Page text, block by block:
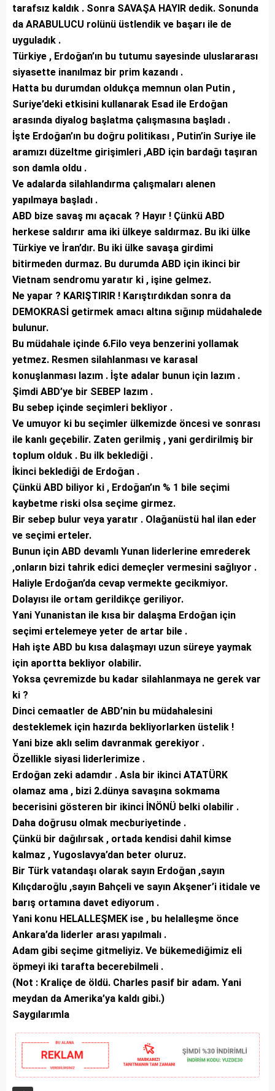
tarafsız kaldık . Sonra SAVAŞA HAYIR dedik. Sonunda
da ARABULUCU rolünü üstlendik ve başarı ile de
uyguladık .
Türkiye , Erdoğan’ın bu tutumu sayesinde uluslararası
siyasette inanılmaz bir prim kazandı .
Hatta bu durumdan oldukça memnun olan Putin ,
Suriye’deki etkisini kullanarak Esad ile Erdoğan
arasında diyalog başlatma çalışmasına başladı .
İşte Erdoğan’ın bu doğru politikası , Putin’in Suriye ile
aramızı düzeltme girişimleri ,ABD için bardağı taşıran
son damla oldu .
Ve adalarda silahlandırma çalışmaları alenen
yapılmaya başladı .
ABD bize savaş mı açacak ? Hayır ! Çünkü ABD
herkese saldırır ama iki ülkeye saldırmaz. Bu iki ülke
Türkiye ve İran’dır. Bu iki ülke savaşa girdimi
bitirmeden durmaz. Bu durumda ABD için ikinci bir
Vietnam sendromu yaratır ki , işine gelmez.
Ne yapar ? KARIŞTIRIR ! Karıştırdıkdan sonra da
DEMOKRASİ getirmek amacı altına sığınıp müdahalede
bulunur.
Bu müdahale içinde 6.Filo veya benzerini yollamak
yetmez. Resmen silahlanması ve karasal
konuşlanması lazım . İşte adalar bunun için lazım .
Şimdi ABD’ye bir SEBEP lazım .
Bu sebep içinde seçimleri bekliyor .
Ve umuyor ki bu seçimler ülkemizde öncesi ve sonrası
ile kanlı geçebilir. Zaten gerilmiş , yani gerdirilmiş bir
toplum olduk . Bu ilk beklediği .
İkinci beklediği de Erdoğan .
Çünkü ABD biliyor ki , Erdoğan’ın % 1 bile seçimi
kaybetme riski olsa seçime girmez.
Bir sebep bulur veya yaratır . Olağanüstü hal ilan eder
ve seçimi erteler.
Bunun için ABD devamlı Yunan liderlerine emrederek
,onların bizi tahrik edici demeçler vermesini sağlıyor .
Haliyle Erdoğan’da cevap vermekte gecikmiyor.
Dolayısı ile ortam gerildikçe geriliyor.
Yani Yunanistan ile kısa bir dalaşma Erdoğan için
seçimi ertelemeye yeter de artar bile .
Hah işte ABD bu kısa dalaşmayı uzun süreye yaymak
için aportta bekliyor olabilir.
Yoksa çevremizde bu kadar silahlanmaya ne gerek var
ki ?
Dinci cemaatler de ABD’nin bu müdahalesini
desteklemek için hazırda bekliyorlarken üstelik !
Yani bize aklı selim davranmak gerekiyor .
Özellikle siyasi liderlerimize .
Erdoğan zeki adamdır . Asla bir ikinci ATATÜRK
olamaz ama , bizi 2.dünya savaşına sokmama
becerisini gösteren bir ikinci İNÖNÜ belki olabilir .
Daha doğrusu olmak mecburiyetinde .
Çünkü bir dağılırsak , ortada kendisi dahil kimse
kalmaz , Yugoslavya’dan beter oluruz.
Bir Türk vatandaşı olarak sayın Erdoğan ,sayın
Kılıçdaroğlu ,sayın Bahçeli ve sayın Akşener’i itidale ve
barış ortamına davet ediyorum .
Yani konu HELALLEŞMEK ise , bu helalleşme önce
Ankara’da liderler arası yapılmalı .
Adam gibi seçime gitmeliyiz. Ve bükemediğimiz eli
öpmeyi iki tarafta becerebilmeli .
(Not : Kraliçe de öldü. Charles pasif bir adam. Yani
meydan da Amerika’ya kaldı gibi.)
Saygılarımla